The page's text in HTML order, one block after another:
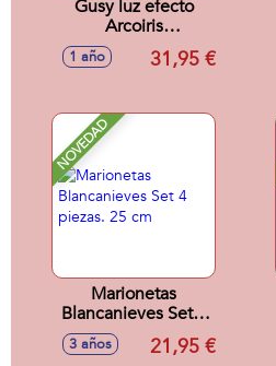
Gusy luz efecto
Arcoiris
33,5X34,5X10,7Cm
1 año 31,95 €
NOVEDAD
Marionetas
Blancanieves Set 4
piezas. 25 cm
3 años 21,95 €